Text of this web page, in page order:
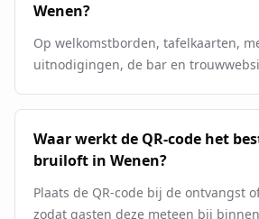
Wenen?
Op welkomstborden, tafelkaarten,
uitnodigingen, de bar en
Waar werkt de QR-code het
bruiloft in Wenen?
Plaats de QR-code bij de ontvangst
zodat gasten deze meteen bij